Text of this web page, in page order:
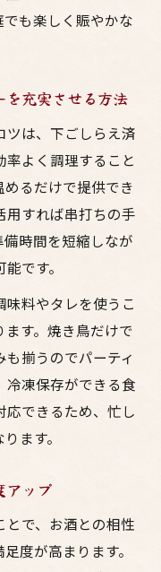
も楽しく賑やかな
充実させる方法
ツは、下ごしらえ済
よく調理すること
るだけで提供でき
用すれば串打ちの手
時間を短縮しなが
です。
料やタレを使うこ
す。焼き鳥だけで
揃うのでパーティ
冷凍保存ができる食
応できるため、忙し
ます。
アップ
で、お酒との相性
度が高まります。